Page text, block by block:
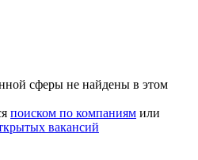
сферы не найдены в этом
поиском по компаниям или
вакансий